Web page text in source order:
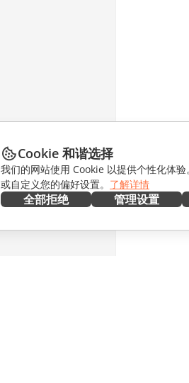
Cookie 和谐选择
我们的网站使用 Cookie 以提供个性化体
或自定义您的偏好设置。 了解详情
全部拒绝 管理设置